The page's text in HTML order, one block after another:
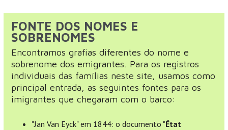
FONTE DOS NOMES E
SOBRENOMES
Encontramos grafias diferentes do nome e
sobrenome dos emigrantes. Para os registros
individuais das famílias neste site, usamos como
principal entrada, as seguintes fontes para os
imigrantes que chegaram com o barco:
"Jan Van Eyck" em 1844: o documento "État